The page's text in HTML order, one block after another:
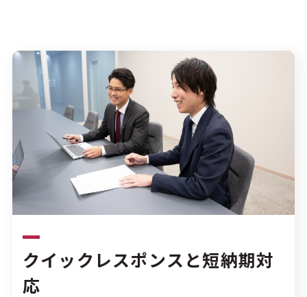
クイックレスポンスと短納期対
応